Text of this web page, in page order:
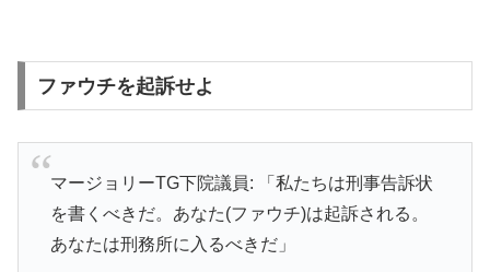
ファウチを起訴せよ
マージョリーTG下院議員: 「私たちは刑事告訴状
を書くべきだ。あなた(ファウチ)は起訴される。
あなたは刑務所に入るべきだ」